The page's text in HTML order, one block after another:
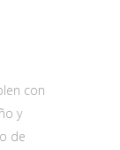
con
y
de